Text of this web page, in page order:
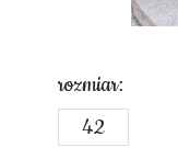
rozmiar:
42